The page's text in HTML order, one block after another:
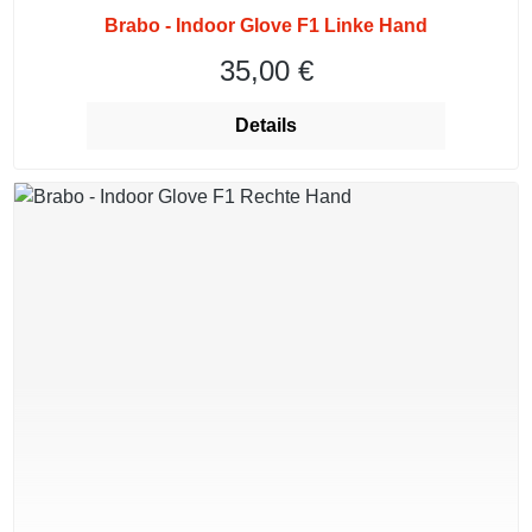
Brabo - Indoor Glove F1 Linke Hand
Regulärer Preis:
35,00 €
Details